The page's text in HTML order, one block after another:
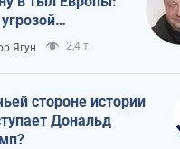
Ягун 2,4 т.
стороне истории
Дональд